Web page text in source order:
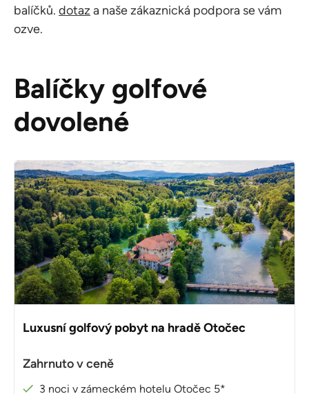
balíčků. dotaz a naše zákaznická podpora se vám
ozve.
Balíčky golfové
dovolené
Luxusní golfový pobyt na hradě Otočec
Zahrnuto v ceně
3 noci v zámeckém hotelu Otočec 5*